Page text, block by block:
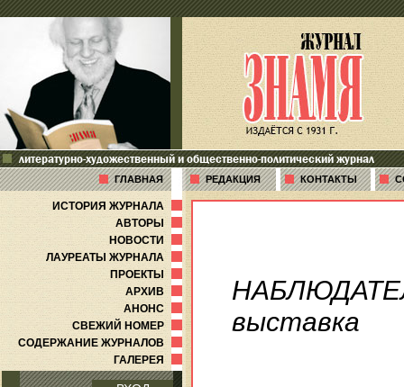
литературно-художественный и общественно-политический журнал
ГЛАВНАЯ РЕДАКЦИЯ КОНТАКТЫ
ИСТОРИЯ ЖУРНАЛА
АВТОРЫ
НОВОСТИ
ЛАУРЕАТЫ ЖУРНАЛА
ПРОЕКТЫ
АРХИВ
АНОНС
СВЕЖИЙ НОМЕР
СОДЕРЖАНИЕ ЖУРНАЛОВ
ГАЛЕРЕЯ
выставка